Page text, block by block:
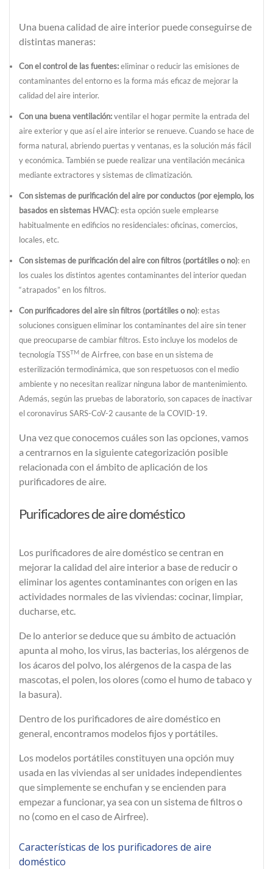
Una buena calidad de aire interior puede conseguirse de
distintas maneras:
Con el control de las fuentes:eliminar o reducir las emisiones de
contaminantes del entorno es la forma más eficaz de mejorar la
calidad del aire interior.
Con una buena ventilación:ventilar el hogar permite la entrada del
aire exterior y que así el aire interior se renueve. Cuando se hace de
forma natural, abriendo puertas y ventanas, es la solución más fácil
y económica. También se puede realizar una ventilación mecánica
mediante extractores y sistemas de climatización.
Con sistemas de purificación del aire por conductos (por ejemplo, los
basados en sistemas HVAC): esta opción suele emplearse
habitualmente en edificios no residenciales: oficinas, comercios,
locales, etc.
Con sistemas de purificación del aire con filtros (portátiles o no): en
los cuales los distintos agentes contaminantes del interior quedan
“atrapados” en los filtros.
Con purificadores del aire sin filtros (portátiles o no): estas
soluciones consiguen eliminar los contaminantes del aire sin tener
que preocuparse de cambiar filtros. Esto incluye los modelos de
tecnología TSSTM deAirfree, con base en un sistema de
esterilización termodinámica, que son respetuosos con el medio
ambiente y no necesitan realizar ninguna labor de mantenimiento.
Además, según las pruebas de laboratorio, son capaces de inactivar
el coronavirus SARS-CoV-2 causante de la COVID-19.
Una vez que conocemos cuáles son las opciones, vamos
a centrarnos en la siguiente categorización posible
relacionada con el ámbito de aplicación de los
purificadores de aire.
Purificadores de aire doméstico
Los purificadores de aire domésticose centran en
mejorar la calidad del aire interior a base de reducir o
eliminar los agentes contaminantescon origen en las
actividades normales de las viviendas: cocinar, limpiar,
ducharse, etc.
De lo anterior se deduce que su ámbito de actuación
apunta al moho, los virus, las bacterias, los alérgenos de
los ácaros del polvo, los alérgenos de la caspa de las
mascotas, el polen, los olores (como el humo de tabaco y
la basura).
Dentro de los purificadores de aire doméstico en
general, encontramos modelos fijos y portátiles.
Los modelos portátiles constituyen una opción muy
usada en las viviendas al ser unidades independientes
que simplemente se enchufan y se encienden para
empezar a funcionar, ya sea con un sistema de filtros o
no (como en el caso de Airfree).
Características de los purificadores de aire
doméstico